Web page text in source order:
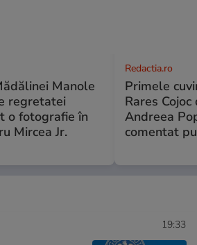
Manole
regretatei
o fotografie în
Mircea Jr.
Redactia.ro
Primele
Rares
Andreea
comentat
19:33